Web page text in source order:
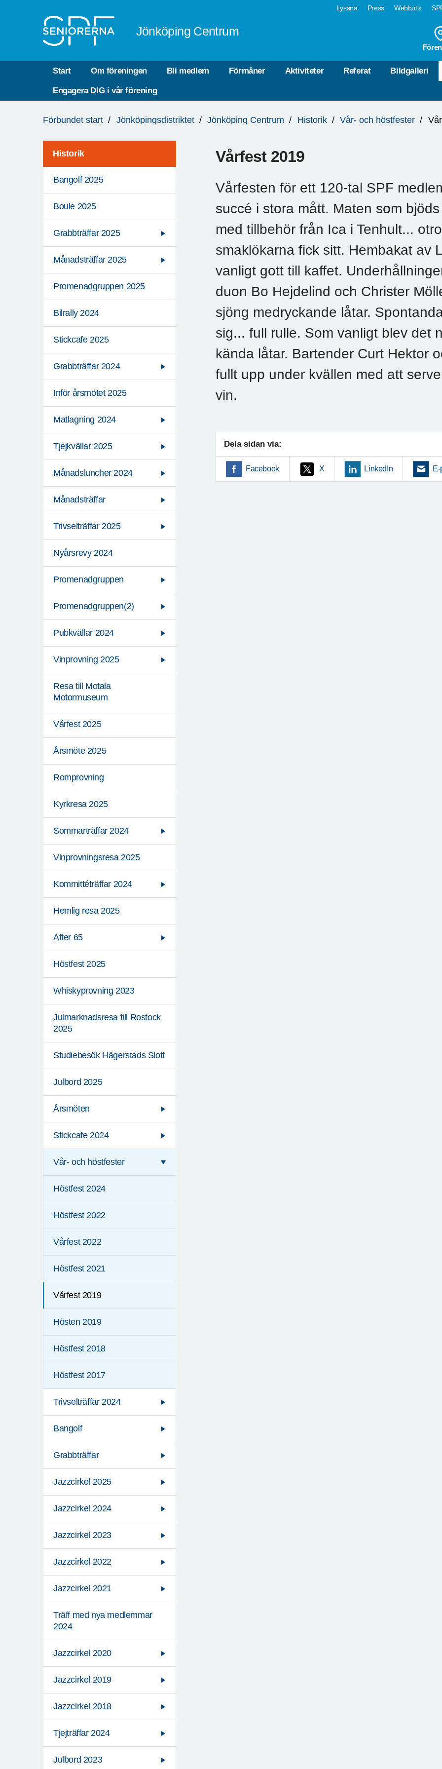
Lyssna Press Webbutik
Jönköping Centrum
Start Om föreningen Bli medlem Förmåner Aktiviteter Referat Bildgalleri
Engagera DIG i vår förening
är
Förbundet start Jönköpingsdistriktet Jönköping Centrum Historik Vår- och höstfester
Historik
Bangolf 2025
Boule 2025
Grabbträffar 2025
Månadsträffar 2025
Promenadgruppen 2025
Bilrally 2024
Stickcafe 2025
Grabbträffar 2024
Inför årsmötet 2025
Matlagning 2024
Tjejkvällar 2025
Månadsluncher 2024
Månadsträffar
Trivselträffar 2025
Nyårsrevy 2024
Promenadgruppen
Promenadgruppen(2)
Pubkvällar 2024
Vinprovning 2025
Resa till Motala
Motormuseum
Vårfest 2025
Årsmöte 2025
Romprovning
Kyrkresa 2025
Sommarträffar 2024
Vinprovningsresa 2025
Kommittéträffar 2024
Hemlig resa 2025
After 65
Höstfest 2025
Whiskyprovning 2023
Julmarknadsresa till Rostock
2025
Studiebesök Hägerstads Slott
Julbord 2025
Årsmöten
Stickcafe 2024
Vår- och höstfester
Höstfest 2024
Höstfest 2022
Vårfest 2022
Höstfest 2021
Vårfest 2019
Hösten 2019
Höstfest 2018
Höstfest 2017
Trivselträffar 2024
Bangolf
Grabbträffar
Jazzcirkel 2025
Jazzcirkel 2024
Jazzcirkel 2023
Jazzcirkel 2022
Jazzcirkel 2021
Träff med nya medlemmar
2024
Jazzcirkel 2020
Jazzcirkel 2019
Jazzcirkel 2018
Tjejträffar 2024
Julbord 2023
Vårfest 2019
Vårfesten för ett 120-tal SPF
succé i stora mått. Maten som
med tillbehör från Ica i Tenhult...
smaklökarna fick sitt. Hembakat av
vanligt gott till kaffet.
duon Bo Hejdelind och Christer
sjöng medryckande låtar.
sig... full rulle. Som vanligt blev det
kända låtar. Bartender Curt Hektor
fullt upp under kvällen med att
vin.
Dela sidan via:
Facebook X LinkedIn